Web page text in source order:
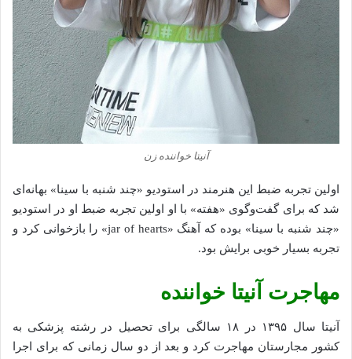
آنیتا خواننده زن
اولین تجربه ضبط این هنرمند در استودیو «چند شنبه با سینا» بهانه‌ای
شد که برای گفت‌وگوی «هفته» با او اولین تجربه ضبط او در استودیو
«چند شنبه با سینا» بوده که آهنگ «jar of hearts» را بازخوانی کرد و
تجربه بسیار خوبى برایش بود.
مهاجرت آنیتا خواننده
آنیتا سال ۱۳۹۵ در ۱۸ سالگی برای تحصیل در رشته پزشکی به
کشور مجارستان مهاجرت کرد و بعد از دو سال زمانی که برای اجرا